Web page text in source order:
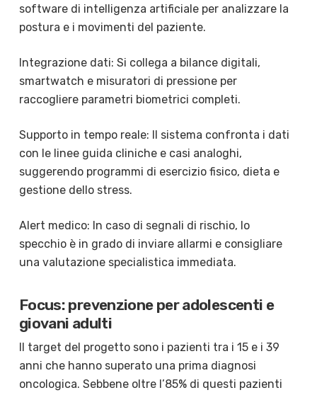
software di intelligenza artificiale per analizzare la
postura e i movimenti del paziente.
Integrazione dati: Si collega a bilance digitali,
smartwatch e misuratori di pressione per
raccogliere parametri biometrici completi.
Supporto in tempo reale: Il sistema confronta i dati
con le linee guida cliniche e casi analoghi,
suggerendo programmi di esercizio fisico, dieta e
gestione dello stress.
Alert medico: In caso di segnali di rischio, lo
specchio è in grado di inviare allarmi e consigliare
una valutazione specialistica immediata.
Focus: prevenzione per adolescenti e
giovani adulti
Il target del progetto sono i pazienti tra i 15 e i 39
anni che hanno superato una prima diagnosi
oncologica. Sebbene oltre l’85% di questi pazienti